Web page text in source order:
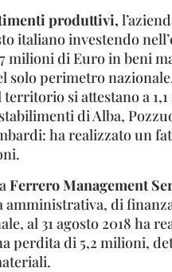
produttivi,
italiano investendo
milioni di Euro in beni
solo perimetro
si attestano a
di Alba,
ha realizzato un
Ferrero Management
di
al 31 agosto 2018 ha
perdita di 5,2 milioni,